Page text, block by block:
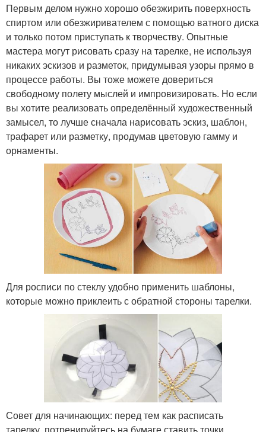
Первым делом нужно хорошо обезжирить поверхность
спиртом или обезжиривателем с помощью ватного диска
и только потом приступать к творчеству. Опытные
мастера могут рисовать сразу на тарелке, не используя
никаких эскизов и разметок, придумывая узоры прямо в
процессе работы. Вы тоже можете довериться
свободному полету мыслей и импровизировать. Но если
вы хотите реализовать определённый художественный
замысел, то лучше сначала нарисовать эскиз, шаблон,
трафарет или разметку, продумав цветовую гамму и
орнаменты.
Для росписи по стеклу удобно применить шаблоны,
которые можно приклеить с обратной стороны тарелки.
Совет для начинающих: перед тем как расписать